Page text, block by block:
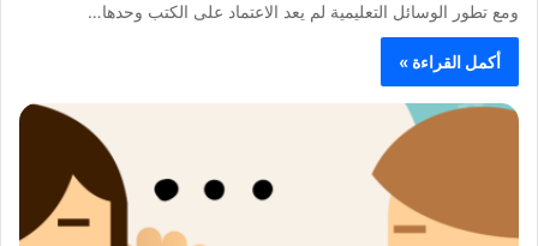
ومع تطور الوسائل التعليمية لم يعد الاعتماد على الكتب وحدها…
أكمل القراءة »